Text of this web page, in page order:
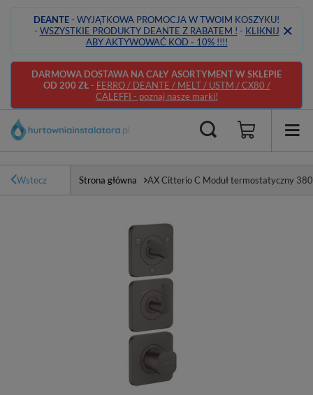
DEANTE- WYJĄTKOWA PROMOCJA W TWOIM KOSZYKU!
- WSZYSTKIE PRODUKTY DEANTE Z RABATEM ! - KLIKNIJ
ABY AKTYWOWAĆ KOD - 10% !!!!
DARMOWA DOSTAWA NA CAŁY ASORTYMENT W SKLEPIE
OD 200 ZŁ- FERRO / DEANTE / MELT / USTM / CX80 /
CALEFFI - poznaj nasze marki!
Wstecz Strona główna AX Citterio C Moduł termostatyczny